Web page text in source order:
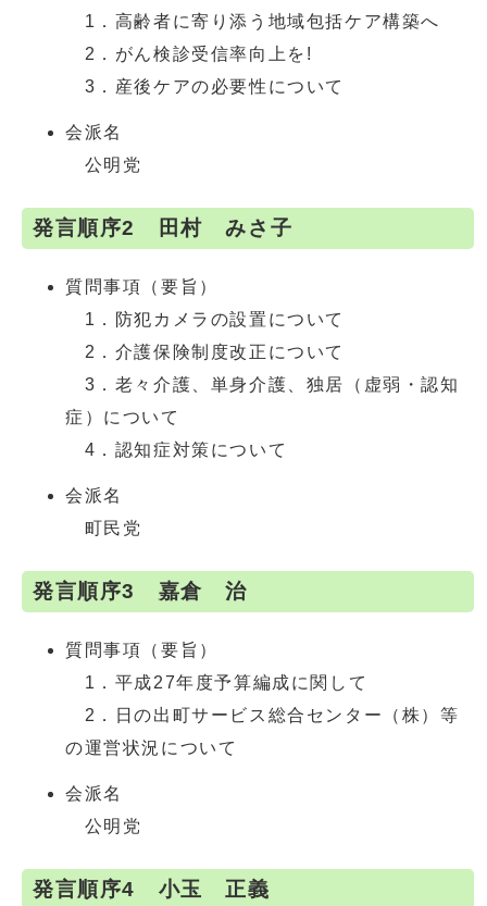
1．高齢者に寄り添う地域包括ケア構築へ
2．がん検診受信率向上を!
3．産後ケアの必要性について
会派名
公明党
発言順序2 田村 みさ子
質問事項（要旨）
1．防犯カメラの設置について
2．介護保険制度改正について
3．老々介護、単身介護、独居（虚弱・認知
症）について
4．認知症対策について
会派名
町民党
発言順序3 嘉倉 治
質問事項（要旨）
1．平成27年度予算編成に関して
2．日の出町サービス総合センター（株）等
の運営状況について
会派名
公明党
発言順序4 小玉 正義